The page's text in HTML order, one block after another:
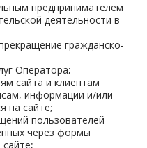
предпринимателем
деятельности в
гражданско-
Оператора;
сайта и клиентам
информации и/или
на сайте;
пользователей
через формы